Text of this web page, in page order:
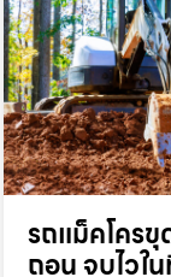
รถแม็คโคร
ถอน จบไวใ